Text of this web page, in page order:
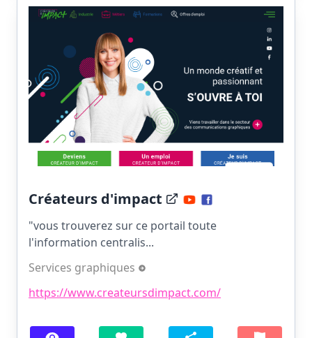
Créateurs d'impact
"vous trouverez sur ce portail toute
l'information centralis...
Services graphiques
https://www.createursdimpact.com/